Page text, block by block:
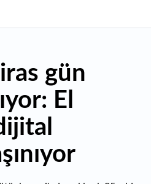
gün
El